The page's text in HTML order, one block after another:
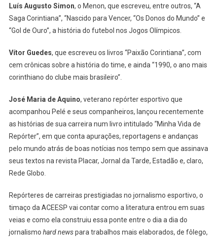
Luís Augusto Simon, o Menon, que escreveu, entre outros, “A
Saga Corintiana”, “Nascido para Vencer, “Os Donos do Mundo” e
“Gol de Ouro”, a história do futebol nos Jogos Olímpicos.
Vítor Guedes, que escreveu os livros “Paixão Corintiana”, com
cem crônicas sobre a história do time, e ainda “1990, o ano mais
corinthiano do clube mais brasileiro”.
José Maria de Aquino, veterano repórter esportivo que
acompanhou Pelé e seus companheiros, lançou recentemente
as histórias de sua carreira num livro intitulado “Minha Vida de
Repórter”, em que conta apurações, reportagens e andanças
pelo mundo atrás de boas notícias nos tempo sem que assinava
seus textos na revista Placar, Jornal da Tarde, Estadão e, claro,
Rede Globo.
Repórteres de carreiras prestigiadas no jornalismo esportivo, o
timaço da ACEESP vai contar como a literatura entrou em suas
veias e como ela construiu essa ponte entre o dia a dia do
jornalismo hard newspara trabalhos mais elaborados, de fôlego,